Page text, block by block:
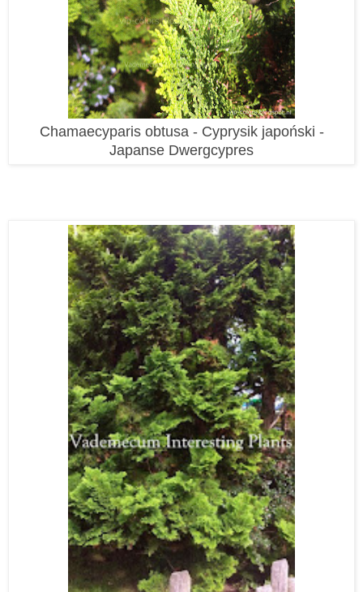
Chamaecyparis obtusa - Cyprysik japoński -
Japanse Dwergcypres